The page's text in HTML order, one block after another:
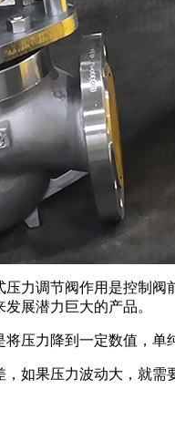
力调节阀作用是控制
展潜力巨大的产品。
压力降到一定数值，单
如果压力波动大，就需